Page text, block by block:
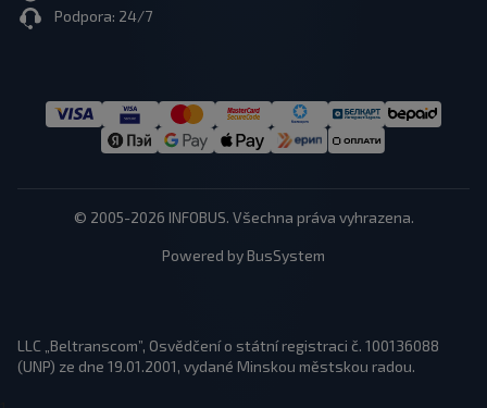
Podpora: 24/7
© 2005-2026 INFOBUS. Všechna práva vyhrazena.
Powered by BusSystem
LLC „Beltranscom”, Osvědčení o státní registraci č. 100136088
(UNP) ze dne 19.01.2001, vydané Minskou městskou radou.